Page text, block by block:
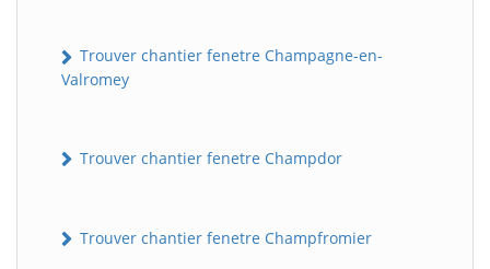
Trouver chantier fenetre Champagne-en-
Valromey
Trouver chantier fenetre Champdor
Trouver chantier fenetre Champfromier